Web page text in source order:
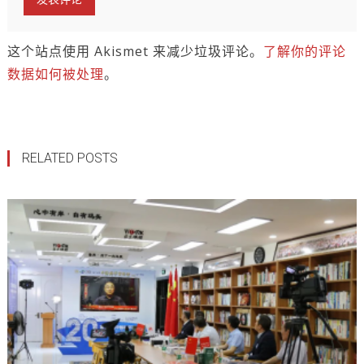
这个站点使用 Akismet 来减少垃圾评论。 了解你的评论
数据如何被处理。
RELATED POSTS